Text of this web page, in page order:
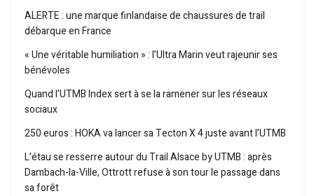
ALERTE : une marque finlandaise de chaussures de trail
débarque en France
« Une véritable humiliation » : l’Ultra Marin veut rajeunir ses
bénévoles
Quand l’UTMB Index sert à se la ramener sur les réseaux
sociaux
250 euros : HOKA va lancer sa Tecton X 4 juste avant l’UTMB
L’étau se resserre autour du Trail Alsace by UTMB : après
Dambach-la-Ville, Ottrott refuse à son tour le passage dans
sa forêt